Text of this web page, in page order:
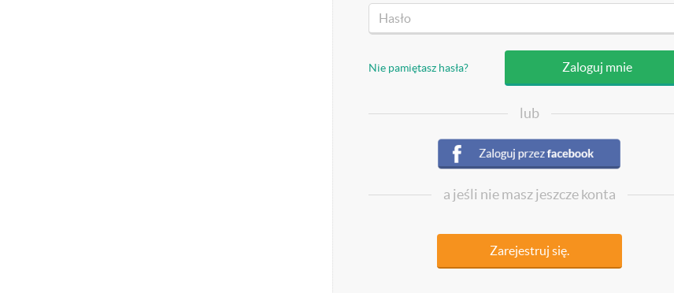
Nie pamiętasz hasła?
lub
a jeśli nie masz jeszcze konta
Zarejestruj się.